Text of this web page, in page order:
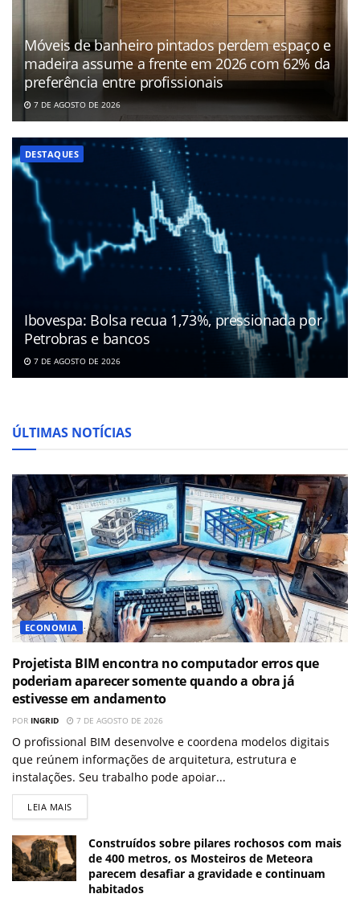
Móveis de banheiro pintados perdem espaço e
madeira assume a frente em 2026 com 62% da
preferência entre profissionais
7 DE AGOSTO DE 2026
DESTAQUES
Ibovespa: Bolsa recua 1,73%, pressionada por
Petrobras e bancos
7 DE AGOSTO DE 2026
ÚLTIMAS NOTÍCIAS
ECONOMIA
Projetista BIM encontra no computador erros que
poderiam aparecer somente quando a obra já
estivesse em andamento
POR INGRID 7 DE AGOSTO DE 2026
O profissional BIM desenvolve e coordena modelos digitais
que reúnem informações de arquitetura, estrutura e
instalações. Seu trabalho pode apoiar...
LEIA MAIS
Construídos sobre pilares rochosos com mais
de 400 metros, os Mosteiros de Meteora
parecem desafiar a gravidade e continuam
habitados